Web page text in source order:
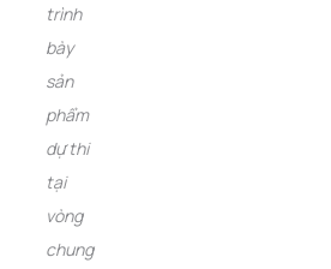
trình
bày
sản
phẩm
dự thi
tại
vòng
chung